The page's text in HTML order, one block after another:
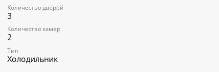
Количество дверей
3
Количество камер
2
Тип
Холодильник